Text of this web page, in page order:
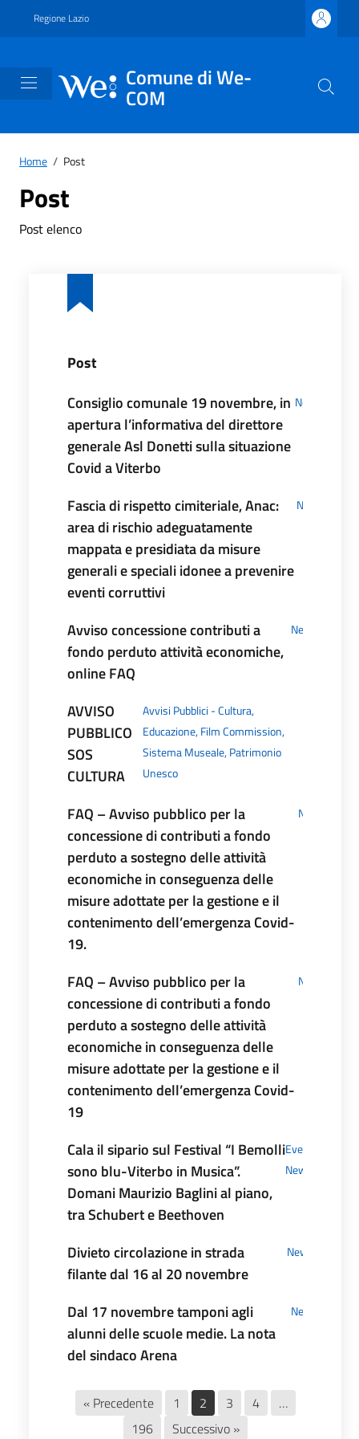
Regione Lazio
Comune di We-
COM
Home / Post
Post
Post elenco
Post
Consiglio comunale 19 novembre, in
apertura l’informativa del direttore
generale Asl Donetti sulla situazione
Covid a Viterbo
News
Fascia di rispetto cimiteriale, Anac:
area di rischio adeguatamente
mappata e presidiata da misure
generali e speciali idonee a prevenire
eventi corruttivi
News
Avviso concessione contributi a
fondo perduto attività economiche,
online FAQ
News
AVVISO
PUBBLICO
SOS
CULTURA
Avvisi Pubblici - Cultura,
Educazione, Film Commission,
Sistema Museale, Patrimonio
Unesco
FAQ – Avviso pubblico per la
concessione di contributi a fondo
perduto a sostegno delle attività
economiche in conseguenza delle
misure adottate per la gestione e il
contenimento dell’emergenza Covid-
19.
News
FAQ – Avviso pubblico per la
concessione di contributi a fondo
perduto a sostegno delle attività
economiche in conseguenza delle
misure adottate per la gestione e il
contenimento dell’emergenza Covid-
19
News
Cala il sipario sul Festival “I Bemolli
sono blu-Viterbo in Musica”.
Domani Maurizio Baglini al piano,
tra Schubert e Beethoven
Eventi
News
Divieto circolazione in strada
filante dal 16 al 20 novembre
News
Dal 17 novembre tamponi agli
alunni delle scuole medie. La nota
del sindaco Arena
News
« Precedente 1 2 3 4
…
196
Successivo »